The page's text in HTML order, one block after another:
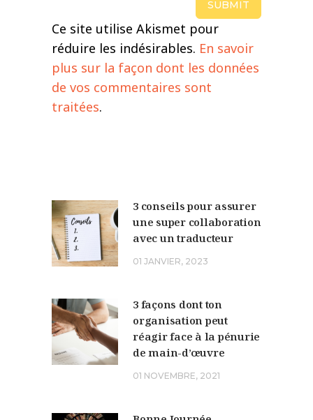
Ce site utilise Akismet pour
réduire les indésirables. En savoir
plus sur la façon dont les données
de vos commentaires sont
traitées.
3 conseils pour assurer
une super collaboration
avec un traducteur
01 JANVIER, 2023
3 façons dont ton
organisation peut
réagir face à la pénurie
de main-d’œuvre
01 NOVEMBRE, 2021